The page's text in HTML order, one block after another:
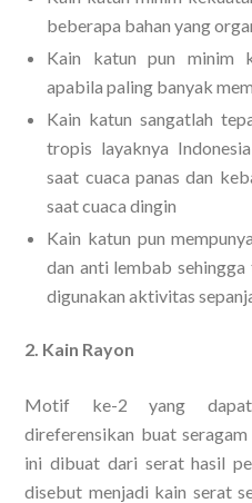
beberapa bahan yang
Kain katun pun minim
apabila paling banyak
Kain katun sangatlah
tropis layaknya
saat cuaca panas dan
saat cuaca dingin
Kain katun pun
dan anti lembab
digunakan aktivitas
2. Kain Rayon
Motif ke-2 yang
direferensikan buat
ini dibuat dari serat hasil
disebut menjadi kain serat